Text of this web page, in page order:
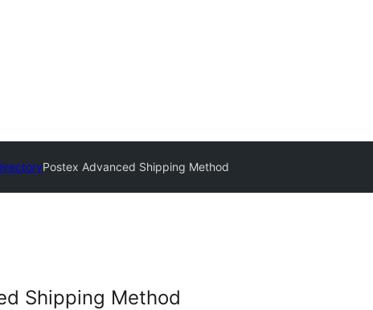
Postex Advanced Shipping Method
Shipping Method